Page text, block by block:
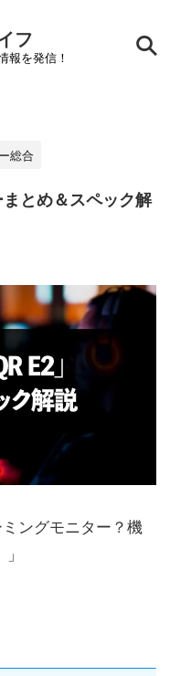
フ
報を発信！
総合
とめ＆スペック解
ミングモニター？機